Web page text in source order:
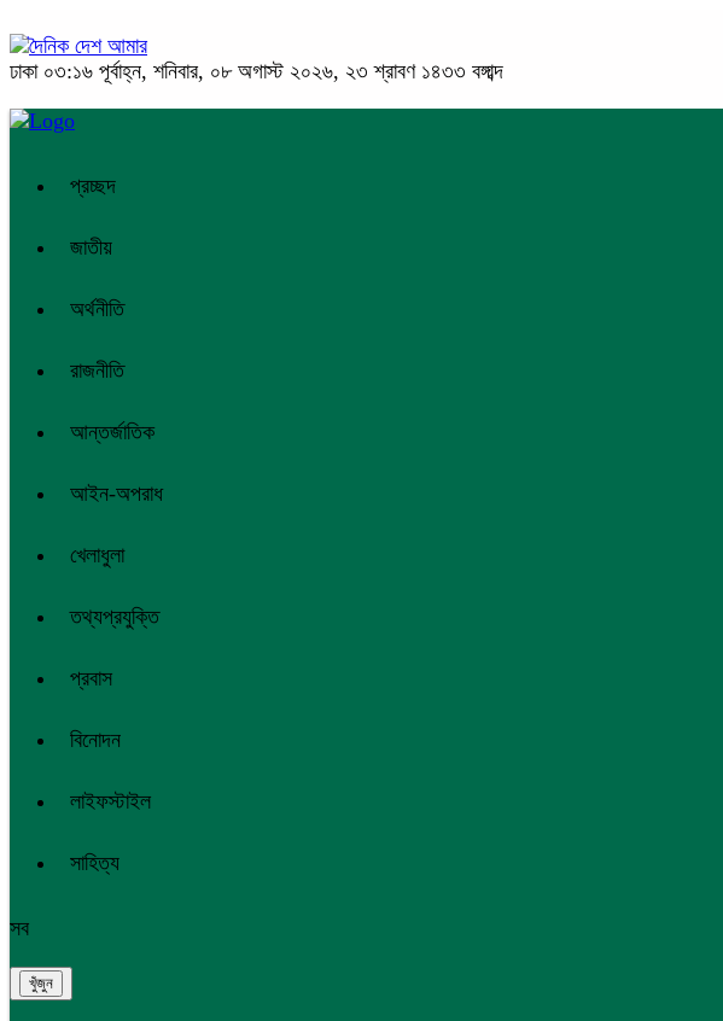
ঢাকা ০৩:১৬ পূর্বাহ্ন, শনিবার, ০৮ অগাস্ট ২০২৬, ২৩ শ্রাবণ ১৪৩৩ বঙ্গাব্দ
প্রচ্ছদ
জাতীয়
অর্থনীতি
রাজনীতি
আন্তর্জাতিক
আইন-অপরাধ
খেলাধুলা
তথ্যপ্রযুক্তি
প্রবাস
বিনোদন
লাইফস্টাইল
সাহিত্য
সব